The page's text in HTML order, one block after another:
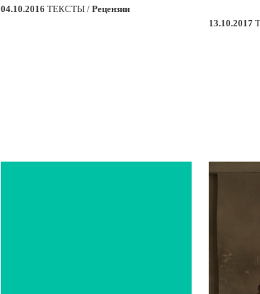
04.10.2016 ТЕКСТЫ / Рецензии
13.10.2017